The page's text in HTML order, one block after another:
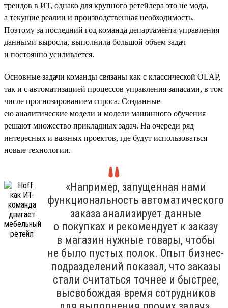
трендов в ИТ, однако для крупного ретейлера это не мода,
а текущие реалии и производственная необходимость.
Поэтому за последний год команда департамента управления
данными выросла, выполнила большой объем задач
и постоянно усиливается.
Основные задачи команды связаны как с классической OLAP,
так и с автоматизацией процессов управления запасами, в том
числе прогнозированием спроса. Созданные
ею аналитические модели и модели машинного обучения
решают множество прикладных задач. На очереди ряд
интересных и важных проектов, где будут использоваться
новые технологии.
«Например, запущенная нами
функциональность автоматического
заказа анализирует данные
о покупках и рекомендует к заказу
в магазин нужные товары, чтобы
не было пустых полок. Опыт бизнес-
подразделений показал, что заказы
стали считаться точнее и быстрее,
высвобождая время сотрудников